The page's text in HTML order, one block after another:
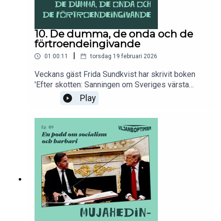
10. De dumma, de onda och de
förtroendeingivande
01:00:11 torsdag 19 februari 2026
Veckans gäst Frida Sundkvist har skrivit boken
'Efter skotten: Sanningen om Sveriges värsta
masskjutning’. Medan vi tuggade i oss Helenas
sötsaker pratade Ali och Sam med henne om
våldsmonopolets position i Sverige i dag.
Dessutom om Epstein-norskars och svenska
sossars allmänt dåliga fingertoppskänsla.För den
som vill stödja podden är swishnumret:
1232779700
Play